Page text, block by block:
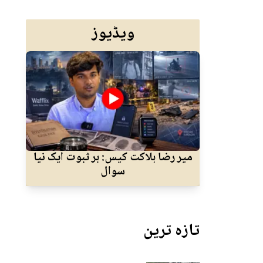
ویڈیوز
میر رضا ہلاکت کیس: ہر ثبوت ایک نیا
سوال
تازہ ترین